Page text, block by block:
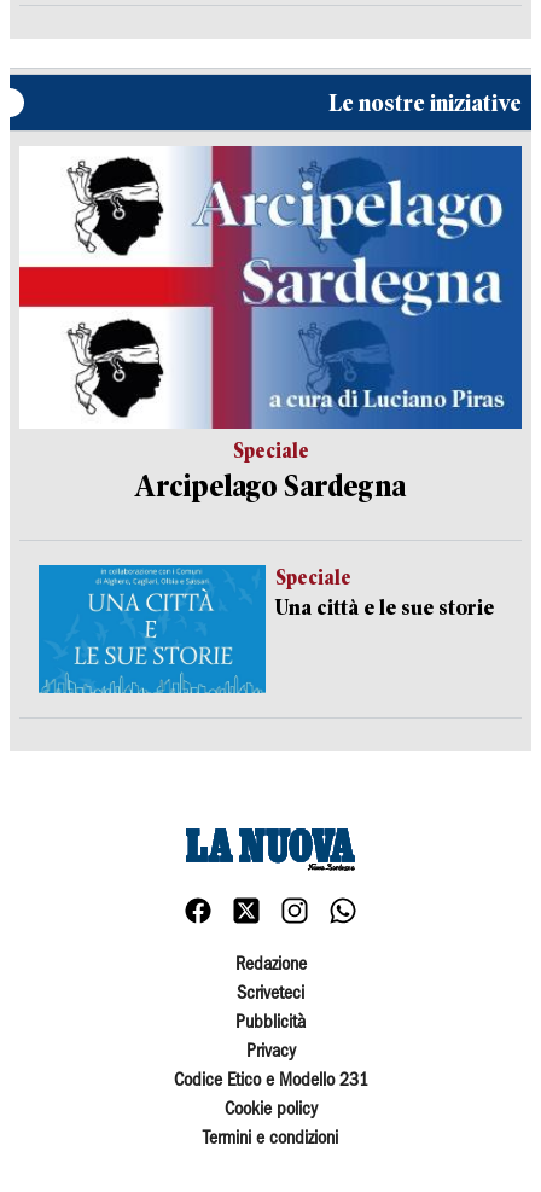
Le nostre iniziative
Speciale
Arcipelago Sardegna
Speciale
Una città e le sue storie
Redazione
Scriveteci
Pubblicità
Privacy
Codice Etico e Modello 231
Cookie policy
Termini e condizioni